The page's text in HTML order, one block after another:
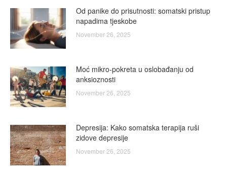
Od panike do prisutnosti: somatski pristup
napadima tjeskobe
November 26, 2025
Moć mikro-pokreta u oslobađanju od
anksioznosti
November 26, 2025
Depresija: Kako somatska terapija ruši
zidove depresije
November 26, 2025